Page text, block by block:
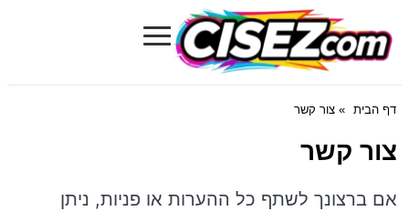
Cisez.com
≡
דף הבית » צור קשר
צור קשר
אם ברצונך לשתף כל ההערות או פניות, ניתן